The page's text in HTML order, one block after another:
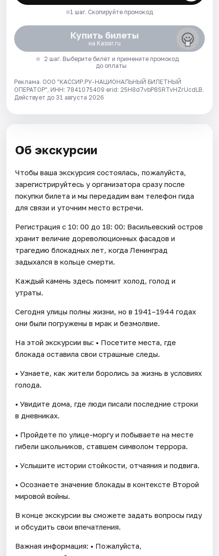
1 шаг. Скопируйте промокод
Купить билеты
на Kassir.ru
2 шаг. Выберите билет и примените промокод
до оплаты
Реклама. ООО "КАССИР.РУ-НАЦИОНАЛЬНЫЙ БИЛЕТНЫЙ
ОПЕРАТОР", ИНН: 7841075409 erid: 25H8d7vbP8SRTvHZrUcdLB.
Действует до 31 августа 2026
Об экскурсии
Чтобы ваша экскурсия состоялась, пожалуйста,
зарегистрируйтесь у организатора сразу после
покупки билета и мы передадим вам телефон гида
для связи и уточним место встречи.
Регистрация с 10: 00 до 18: 00: Васильевский остров
хранит величие дореволюционных фасадов и
трагедию блокадных лет, когда Ленинград
задыхался в кольце смерти.
Каждый камень здесь помнит холод, голод и
утраты.
Сегодня улицы полны жизни, но в 1941–1944 годах
они были погружены в мрак и безмолвие.
На этой экскурсии вы: • Посетите места, где
блокада оставила свои страшные следы.
• Узнаете, как жители боролись за жизнь в условиях
голода.
• Увидите дома, где люди писали последние строки
в дневниках.
• Пройдете по улице-моргу и побываете на месте
гибели школьников, ставшем символом террора.
• Услышите истории стойкости, отчаяния и подвига.
• Осознаете значение блокады в контексте Второй
мировой войны.
В конце экскурсии вы сможете задать вопросы гиду
и обсудить свои впечатления.
Важная информация: • Пожалуйста,